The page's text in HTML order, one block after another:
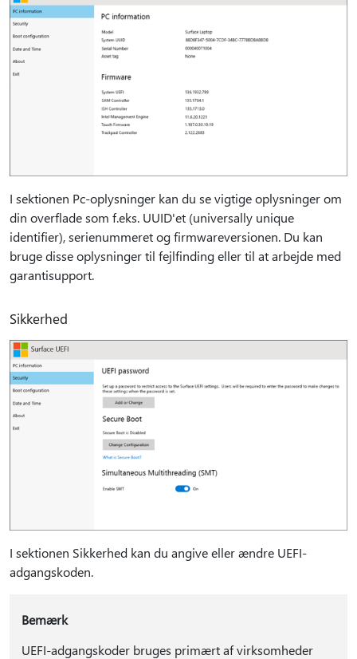
I sektionen Pc-oplysninger kan du se vigtige oplysninger om
din overflade som f.eks. UUID'et (universally unique
identifier), serienummeret og firmwareversionen. Du kan
bruge disse oplysninger til fejlfinding eller til at arbejde med
garantisupport.
Sikkerhed
I sektionen Sikkerhed kan du angive eller ændre UEFI-
adgangskoden.
Bemærk
UEFI-adgangskoder bruges primært af virksomheder